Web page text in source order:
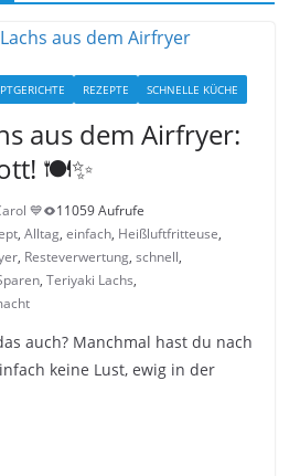
REZEPTE SCHNELLE KÜCHE
aus dem Airfryer:
🍽️✨
💙
11059 Aufrufe
, Alltag, einfach, Heißluftfritteuse,
, Resteverwertung, schnell,
, Teriyaki Lachs,
auch? Manchmal hast du nach
keine Lust, ewig in der